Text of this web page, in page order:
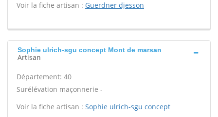
Voir la fiche artisan : Guerdner djesson
Sophie ulrich-sgu concept Mont de marsan
Artisan
Département: 40
Surélévation maçonnerie -
Voir la fiche artisan : Sophie ulrich-sgu concept